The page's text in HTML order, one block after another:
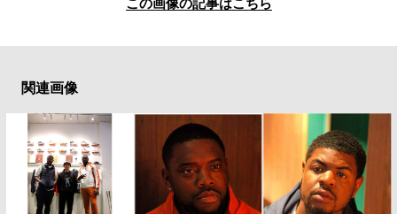
この画像の記事はこちら
関連画像